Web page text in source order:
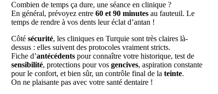
Combien de temps ça dure, une séance en clinique ?
En général, prévoyez entre 60 et 90 minutes au fauteuil. Le
temps de rendre à vos dents leur éclat d’antan !
Côté sécurité, les cliniques en Turquie sont très claires là-
dessus : elles suivent des protocoles vraiment stricts.
Fiche d’antécédents pour connaître votre historique, test de
sensibilité, protections pour vos gencives, aspiration constante
pour le confort, et bien sûr, un contrôle final de la teinte.
On ne plaisante pas avec votre santé dentaire !